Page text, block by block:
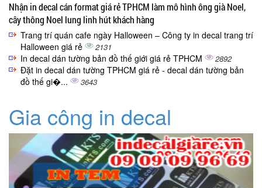
Nhận in decal cán format giá rẻ TPHCM làm mô hình ông già Noel,
cây thông Noel lung linh hút khách hàng
Trang trí quán cafe ngày Halloween – Công ty in decal trang trí
Halloween giá rẻ
2131
In decal dán tường bản đồ thế giới giá rẻ TPHCM 2892
Đặt in decal dán tường TPHCM giá rẻ - decal dán tường bản
đồ thế gi�...
3643
Gia công in decal